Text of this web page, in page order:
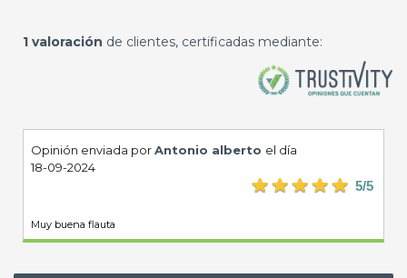
1 valoración de clientes, certificadas mediante:
Opinión enviada porAntonio alberto el día
18-09-2024
5/5
Muy buena flauta